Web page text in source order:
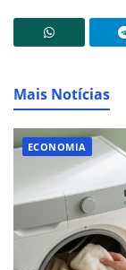
Mais Notícias
ECONOMIA